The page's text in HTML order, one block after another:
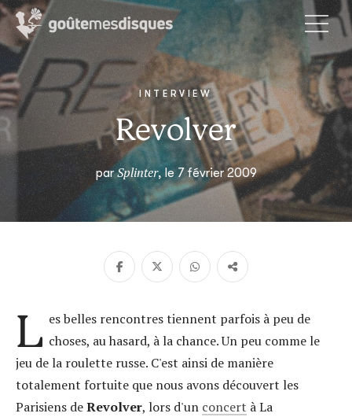
INTERVIEW
Revolver
parSplinter, le 7 février 2009
L es belles rencontres tiennent parfois à peu de
choses, au hasard, à la chance. Un peu comme le
jeu de la roulette russe. C'est ainsi de manière
totalement fortuite que nous avons découvert les
Parisiens deRevolver, lors d'un concert à La